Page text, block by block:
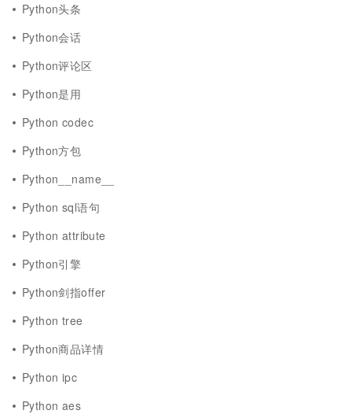
Python头条
Python会话
Python评论区
Python是用
Python codec
Python方包
Python__name__
Python sql语句
Python attribute
Python引擎
Python剑指offer
Python tree
Python商品详情
Python ipc
Python aes